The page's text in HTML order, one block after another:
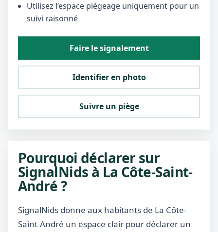
Utilisez l’espace piégeage uniquement pour un
suivi raisonné
Faire le signalement
Identifier en photo
Suivre un piège
Pourquoi déclarer sur
SignalNids à La Côte-Saint-
André ?
SignalNids donne aux habitants de La Côte-
Saint-André un espace clair pour déclarer un